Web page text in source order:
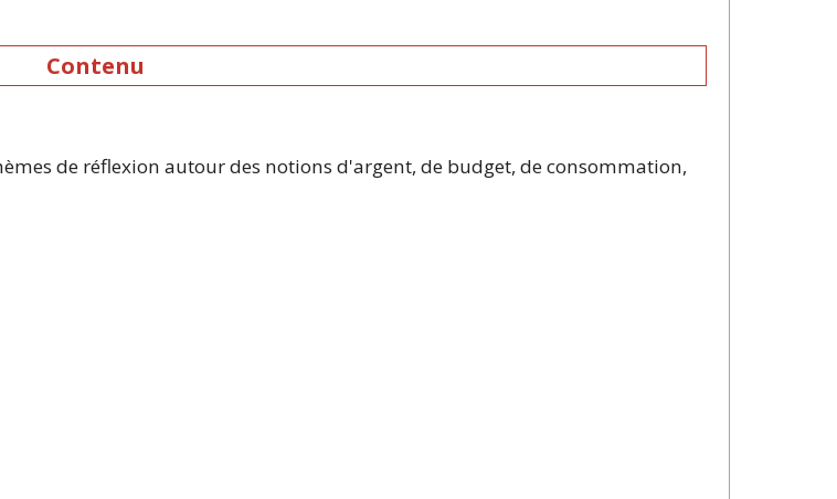
Contenu
de réflexion autour des notions d'argent, de budget, de consommation,